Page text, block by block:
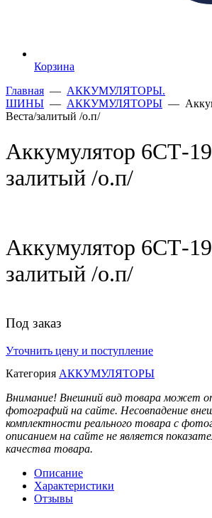
Корзина
Главная — АККУМУЛЯТОРЫ.
ШИНЫ — АККУМУЛЯТОРЫ —
Веста/залитый /о.п/
Аккумулятор 6СТ-
залитый /о.п/
Аккумулятор 6СТ-
залитый /о.п/
Под заказ
Уточнить цену и поступление
Категория АККУМУЛЯТОРЫ
Внимание! Внешний вид товара может
фотографий на сайте. Несовпадение
комплектности реального товара с
описанием на сайте не является
качества товара.
Описание
Характеристики
Отзывы